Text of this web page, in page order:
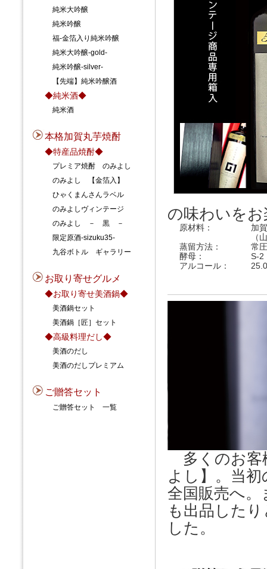
純米大吟醸
純米吟醸
福-金箔入り純米吟醸
純米大吟醸-gold-
純米吟醸-silver-
【先端】純米吟醸酒
◆純米酒◆
純米酒
本格加賀丸芋焼酎
◆特産品焼酎◆
プレミア焼酎 のみよし
のみよし 【金箔入】
ひゃくまんさんラベル
のみよしヴィンテージ
のみよし － 黒 －
限定原酒-sizuku35-
九谷ボトル ギャラリー
お取り寄せグルメ
◆お取り寄せ美酒鍋◆
美酒鍋セット
美酒鍋［匠］セット
◆高級料理だし◆
美酒のだし
美酒のだしプレミアム
ご贈答セット
ご贈答セット 一覧
の味わいを
原材料：
蒸留方法：
酵母：
アルコール：
加
（
常
S-2
多くのお客
よし】。当
全国販売へ
も出品した
した。